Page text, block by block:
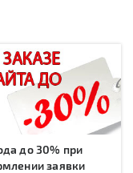
до 30% при
заявки